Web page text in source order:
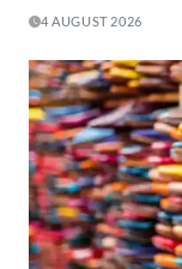
4 AUGUST 2026